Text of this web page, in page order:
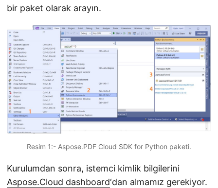
bir paket olarak arayın.
Resim 1:- Aspose.PDF Cloud SDK for Python paketi.
Kurulumdan sonra, istemci kimlik bilgilerini
Aspose.Cloud dashboard‘dan almamız gerekiyor.